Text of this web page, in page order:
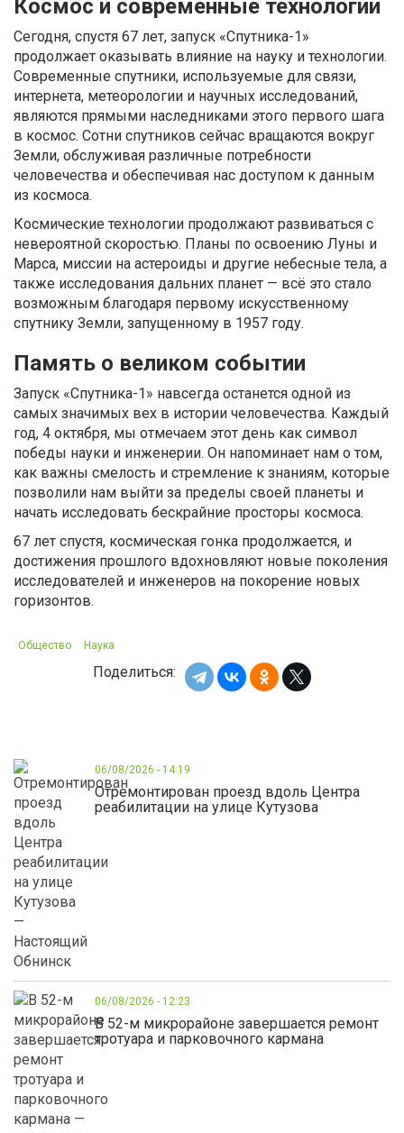
06/08/2026 - 14:19
Отремонтирован проезд вдоль Центра
реабилитации на улице Кутузова
06/08/2026 - 12:23
В 52-м микрорайоне завершается ремонт
тротуара и парковочного кармана
Космос и современные технологии
Сегодня, спустя 67 лет, запуск «Спутника-1»
продолжает оказывать влияние на науку и технологии.
Современные спутники, используемые для связи,
интернета, метеорологии и научных исследований,
являются прямыми наследниками этого первого шага
в космос. Сотни спутников сейчас вращаются вокруг
Земли, обслуживая различные потребности
человечества и обеспечивая нас доступом к данным
из космоса.
Космические технологии продолжают развиваться с
невероятной скоростью. Планы по освоению Луны и
Марса, миссии на астероиды и другие небесные тела, а
также исследования дальних планет — всё это стало
возможным благодаря первому искусственному
спутнику Земли, запущенному в 1957 году.
Память о великом событии
Запуск «Спутника-1» навсегда останется одной из
самых значимых вех в истории человечества. Каждый
год, 4 октября, мы отмечаем этот день как символ
победы науки и инженерии. Он напоминает нам о том,
как важны смелость и стремление к знаниям, которые
позволили нам выйти за пределы своей планеты и
начать исследовать бескрайние просторы космоса.
67 лет спустя, космическая гонка продолжается, и
достижения прошлого вдохновляют новые поколения
исследователей и инженеров на покорение новых
горизонтов.
Общество Наука
Поделиться: